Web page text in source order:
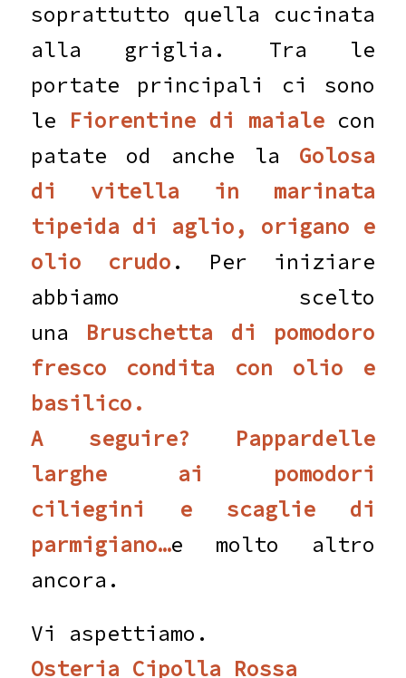
soprattutto quella cucinata
alla griglia. Tra le
portate principali ci sono
le Fiorentine di maialecon
patate od anche la Golosa
di vitella in marinata
tipeida di aglio, origano e
olio crudo . Per iniziare
abbiamo scelto
una Bruschetta di pomodoro
fresco condita con olio e
basilico.
A seguire? Pappardelle
larghe ai pomodori
ciliegini e scaglie di
parmigiano…e molto altro
ancora.
Vi aspettiamo.
Osteria Cipolla Rossa